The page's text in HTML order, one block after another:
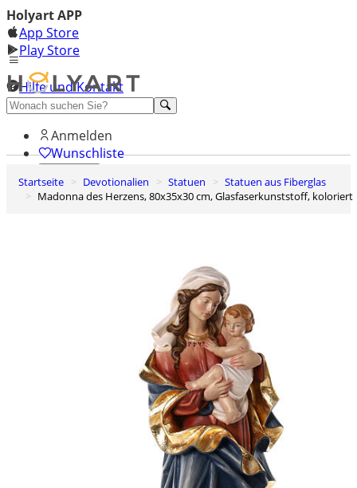
Holyart APP
App Store
Play Store
Hilfe und Kontakt
Entdecken Sie Premium
Anmelden
Wunschliste
0
Warenkorb
Startseite Devotionalien Statuen
Statuen aus Fiberglas
Madonna des Herzens, 80x35x30 cm, Glasfaserkunststoff, koloriert